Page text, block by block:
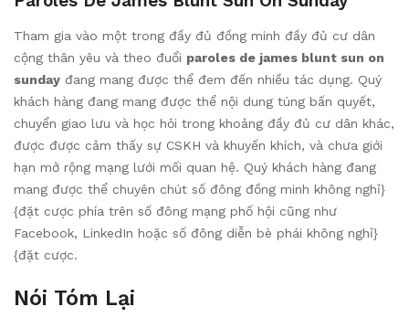
Tham gia vào một trong đầy đủ đồng minh đầy đủ cư dân
cộng thân yêu và theo đuổi paroles de james blunt sun on
sunday đang mang được thể đem đến nhiều tác dụng. Quý
khách hàng đang mang được thể nội dung túng bấn quyết,
chuyển giao lưu và học hỏi trong khoảng đầy đủ cư dân khác,
được được cảm thấy sự CSKH và khuyến khích, và chưa giới
hạn mở rộng mạng lưới mối quan hệ. Quý khách hàng đang
mang được thể chuyên chút số đông đồng minh không nghỉ}
{đặt cược phía trên số đông mạng phố hội cũng như
Facebook, LinkedIn hoặc số đông diễn bè phái không nghỉ}
{đặt cược.
Nói Tóm Lại